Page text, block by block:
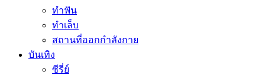
ทำฟัน
ทำเล็บ
สถานที่ออกกำลังกาย
บันเทิง
ซีรี่ย์